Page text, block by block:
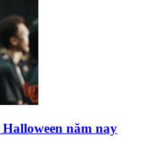
năm nay